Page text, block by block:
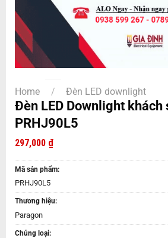
Home / Đèn LED downlight
Đèn LED Downlight khách
PRHJ90L5
297,000 ₫
Mã sản phẩm:
PRHJ90L5
Thương hiệu:
Paragon
Chủng loại: